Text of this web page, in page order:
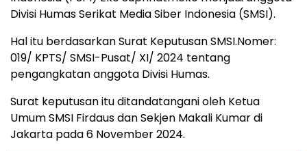
Divisi Humas Serikat Media Siber Indonesia (SMSI).
Hal itu berdasarkan Surat Keputusan SMSI.Nomer:
019/ KPTS/ SMSI-Pusat/ XI/ 2024 tentang
pengangkatan anggota Divisi Humas.
Surat keputusan itu ditandatangani oleh Ketua
Umum SMSI Firdaus dan Sekjen Makali Kumar di
Jakarta pada 6 November 2024.